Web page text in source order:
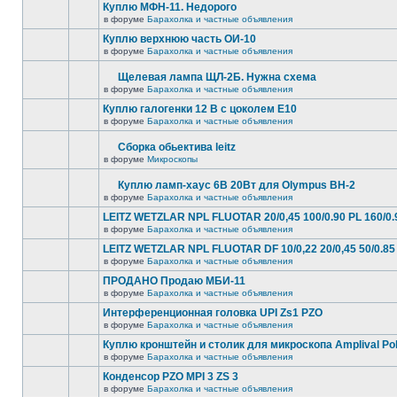
Куплю МФН-11. Недорого
в форуме Барахолка и частные объявления
Куплю верхнюю часть ОИ-10
в форуме Барахолка и частные объявления
Щелевая лампа ЩЛ-2Б. Нужна схема
в форуме Барахолка и частные объявления
Куплю галогенки 12 В с цоколем Е10
в форуме Барахолка и частные объявления
Сборка обьектива leitz
в форуме Микроскопы
Куплю ламп-хаус 6В 20Вт для Olympus BH-2
в форуме Барахолка и частные объявления
LEITZ WETZLAR NPL FLUOTAR 20/0,45 100/0.90 PL 160/
в форуме Барахолка и частные объявления
LEITZ WETZLAR NPL FLUOTAR DF 10/0,22 20/0,45 50/
в форуме Барахолка и частные объявления
ПРОДАНО Продаю МБИ-11
в форуме Барахолка и частные объявления
Интерференционная головка UPI Zs1 PZO
в форуме Барахолка и частные объявления
Куплю кронштейн и столик для микроскопа Amplival Pol
в форуме Барахолка и частные объявления
Конденсор PZO MPI 3 ZS 3
в форуме Барахолка и частные объявления